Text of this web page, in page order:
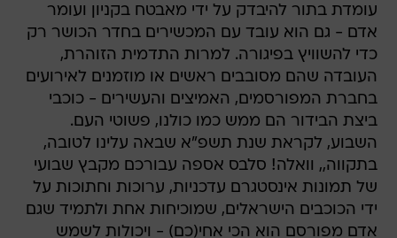
עומדת בתור להיבדק על ידי מאבטח בקניון ועומר
אדם - גם הוא עובד עם המכשירים בחדר הכושר רק
כדי להשוויץ בפיגורה. למרות התדמית הזוהרת,
העובדה שהם מסובבים ראשים או מוזמנים לאירועים
בחברת המפורסמים, האמיצים והעשירים - כוכבי
ביצת הבידור הם ממש כמו כולנו, פשוטי העם.
השבוע, לקראת שנת תשפ"א שבאה עלינו לטובה,
בתקווה,, וואלה! סלבס אספה עבורכם מקבץ שבועי
של תמונות אינסטגרם עדכניות, ערוכות וחתוכות על
ידי הכוכבים הישראלים, שמוכיחות אחת ולתמיד שגם
אדם מפורסם הוא הכי אחי(כם) - ויכולות לשמש